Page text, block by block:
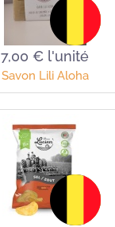
7,00 € l'unité
Savon Lili Aloha